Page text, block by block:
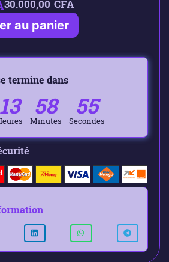
30.000,00CFA
au panier
termine dans
13 58
Minutes 54
Secondes